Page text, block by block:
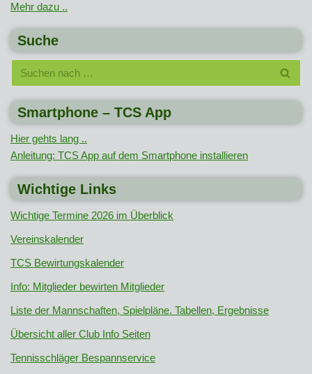
Mehr dazu ..
Suche
Smartphone – TCS App
Hier gehts lang ..
Anleitung: TCS App auf dem Smartphone installieren
Wichtige Links
Wichtige Termine 2026 im Überblick
Vereinskalender
TCS Bewirtungskalender
Info: Mitglieder bewirten Mitglieder
Liste der Mannschaften, Spielpläne. Tabellen, Ergebnisse
Übersicht aller Club Info Seiten
Tennisschläger Bespannservice